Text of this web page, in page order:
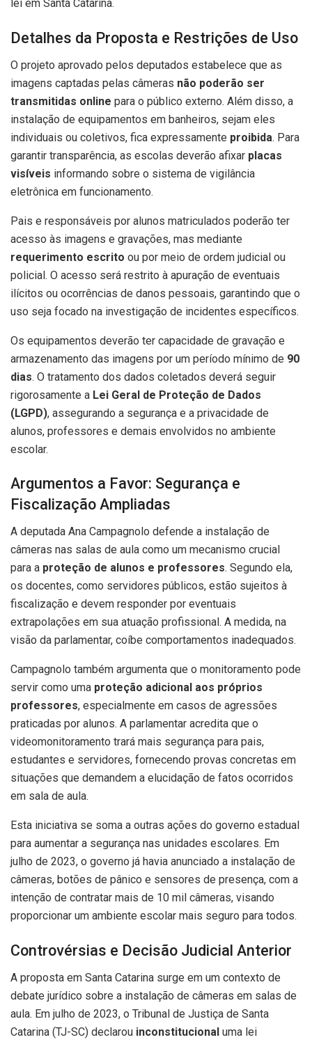
lei em Santa Catarina.
Detalhes da Proposta e Restrições de Uso
O projeto aprovado pelos deputados estabelece que as
imagens captadas pelas câmeras não poderão ser
transmitidas online para o público externo. Além disso, a
instalação de equipamentos em banheiros, sejam eles
individuais ou coletivos, fica expressamente proibida. Para
garantir transparência, as escolas deverão afixar placas
visíveis informando sobre o sistema de vigilância
eletrônica em funcionamento.
Pais e responsáveis por alunos matriculados poderão ter
acesso às imagens e gravações, mas mediante
requerimento escrito ou por meio de ordem judicial ou
policial. O acesso será restrito à apuração de eventuais
ilícitos ou ocorrências de danos pessoais, garantindo que o
uso seja focado na investigação de incidentes específicos.
Os equipamentos deverão ter capacidade de gravação e
armazenamento das imagens por um período mínimo de 90
dias. O tratamento dos dados coletados deverá seguir
rigorosamente a Lei Geral de Proteção de Dados
(LGPD), assegurando a segurança e a privacidade de
alunos, professores e demais envolvidos no ambiente
escolar.
Argumentos a Favor: Segurança e
Fiscalização Ampliadas
A deputada Ana Campagnolo defende a instalação de
câmeras nas salas de aula como um mecanismo crucial
para a proteção de alunos e professores. Segundo ela,
os docentes, como servidores públicos, estão sujeitos à
fiscalização e devem responder por eventuais
extrapolações em sua atuação profissional. A medida, na
visão da parlamentar, coíbe comportamentos inadequados.
Campagnolo também argumenta que o monitoramento pode
servir como uma proteção adicional aos próprios
professores, especialmente em casos de agressões
praticadas por alunos. A parlamentar acredita que o
videomonitoramento trará mais segurança para pais,
estudantes e servidores, fornecendo provas concretas em
situações que demandem a elucidação de fatos ocorridos
em sala de aula.
Esta iniciativa se soma a outras ações do governo estadual
para aumentar a segurança nas unidades escolares. Em
julho de 2023, o governo já havia anunciado a instalação de
câmeras, botões de pânico e sensores de presença, com a
intenção de contratar mais de 10 mil câmeras, visando
proporcionar um ambiente escolar mais seguro para todos.
Controvérsias e Decisão Judicial Anterior
A proposta em Santa Catarina surge em um contexto de
debate jurídico sobre a instalação de câmeras em salas de
aula. Em julho de 2023, o Tribunal de Justiça de Santa
Catarina (TJ-SC) declarou inconstitucional uma lei